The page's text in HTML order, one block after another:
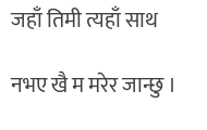
जहाँ तिमी त्यहाँ साथ
नभए खै म मरेर जान्छु ।